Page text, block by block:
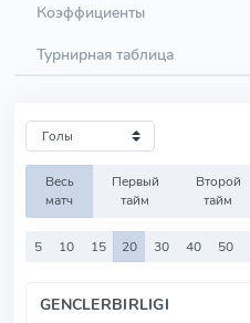
Коэффициенты
Турнирная таблица
Весь
матч
Первый
тайм
Второй
тайм
5 10 15 20 30 40 50
GENCLERBIRLIGI